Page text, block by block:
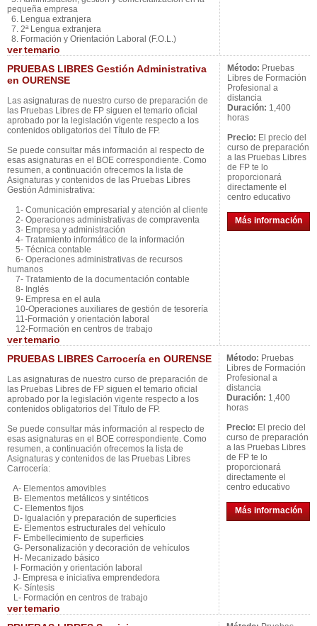
pequeña empresa
6. Lengua extranjera
7. 2ª Lengua extranjera
8. Formación y Orientación Laboral (F.O.L.)
vertemario
PRUEBAS LIBRES Gestión Administrativa
en OURENSE
Las asignaturas de nuestro curso de preparación de
las Pruebas Libres de FP siguen el temario oficial
aprobado por la legislación vigente respecto a los
contenidos obligatorios del Título de FP.
Se puede consultar más información al respecto de
esas asignaturas en el BOE correspondiente. Como
resumen, a continuación ofrecemos la lista de
Asignaturas y contenidos de las Pruebas Libres
Gestión Administrativa:
1- Comunicación empresarial y atención al cliente
2- Operaciones administrativas de compraventa
3- Empresa y administración
4- Tratamiento informático de la información
5- Técnica contable
6- Operaciones administrativas de recursos
humanos
7- Tratamiento de la documentación contable
8- Inglés
9- Empresa en el aula
10-Operaciones auxiliares de gestión de tesorería
11-Formación y orientación laboral
12-Formación en centros de trabajo
vertemario
Método: Pruebas
Libres de Formación
Profesional a
distancia
Duración: 1,400
horas
Precio: El precio del
curso de preparación
a las Pruebas Libres
de FP te lo
proporcionará
directamente el
centro educativo
Más información
PRUEBAS LIBRES Carrocería en OURENSE
Las asignaturas de nuestro curso de preparación de
las Pruebas Libres de FP siguen el temario oficial
aprobado por la legislación vigente respecto a los
contenidos obligatorios del Título de FP.
Se puede consultar más información al respecto de
esas asignaturas en el BOE correspondiente. Como
resumen, a continuación ofrecemos la lista de
Asignaturas y contenidos de las Pruebas Libres
Carrocería:
A- Elementos amovibles
B- Elementos metálicos y sintéticos
C- Elementos fijos
D- Igualación y preparación de superficies
E- Elementos estructurales del vehículo
F- Embellecimiento de superficies
G- Personalización y decoración de vehículos
H- Mecanizado básico
I- Formación y orientación laboral
J- Empresa e iniciativa emprendedora
K- Síntesis
L- Formación en centros de trabajo
vertemario
Método: Pruebas
Libres de Formación
Profesional a
distancia
Duración: 1,400
horas
Precio: El precio del
curso de preparación
a las Pruebas Libres
de FP te lo
proporcionará
directamente el
centro educativo
Más información